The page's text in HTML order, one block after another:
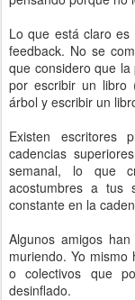
Lo que está claro
feedback. No se
que considero que
por escribir un libro
árbol y escribir un
Existen escritores
cadencias
semanal, lo que
acostumbres a tus
constante en la
Algunos amigos
muriendo. Yo
o colectivos que
desinflado.